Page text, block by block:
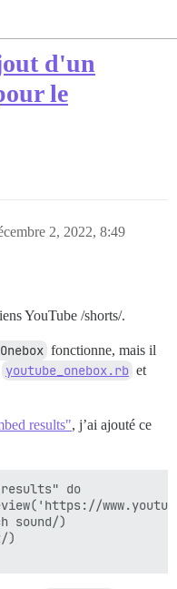
d'un
le
2, 2022, 8:49
YouTube /shorts/.
fonctionne, mais il
youtube_onebox.rb et
results", j’ai ajouté ce
do
sound/)
)